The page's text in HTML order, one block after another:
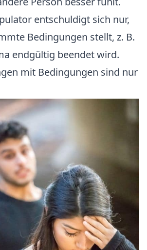
entschuldigt sich nur,
Bedingungen stellt, z. B.
endgültig beendet wird.
mit Bedingungen sind nur